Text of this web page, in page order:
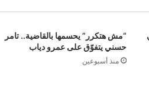
“مش هتكرر” يحسمها بالقاضية.. تامر
حسني يتفوّق على عمرو دياب
منذ أسبوعين